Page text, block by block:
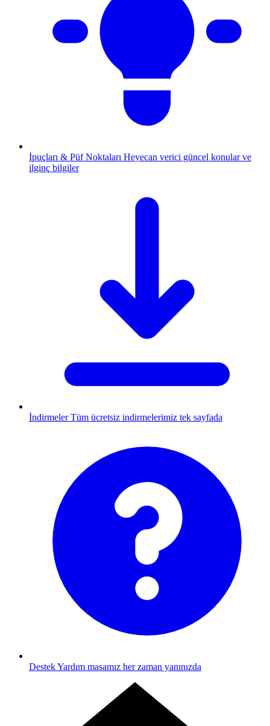
İpuçları & Püf Noktaları Heyecan verici güncel konular ve
ilginç bilgiler
İndirmeler Tüm ücretsiz indirmelerimiz tek sayfada
DestekYardım masamız her zaman yanınızda